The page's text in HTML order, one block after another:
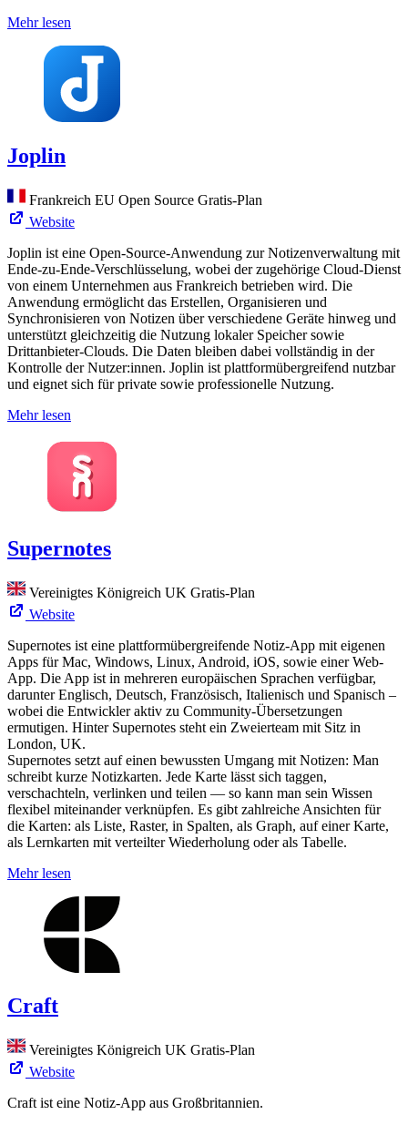
Mehr lesen
Joplin
Frankreich EU Open Source Gratis-Plan
Website
Joplin ist eine Open-Source-Anwendung zur Notizenverwaltung mit
Ende-zu-Ende-Verschlüsselung, wobei der zugehörige Cloud-Dienst
von einem Unternehmen aus Frankreich betrieben wird. Die
Anwendung ermöglicht das Erstellen, Organisieren und
Synchronisieren von Notizen über verschiedene Geräte hinweg und
unterstützt gleichzeitig die Nutzung lokaler Speicher sowie
Drittanbieter-Clouds. Die Daten bleiben dabei vollständig in der
Kontrolle der Nutzer:innen. Joplin ist plattformübergreifend nutzbar
und eignet sich für private sowie professionelle Nutzung.
Mehr lesen
Supernotes
Vereinigtes Königreich UK Gratis-Plan
Website
Supernotes ist eine plattformübergreifende Notiz-App mit eigenen
Apps für Mac, Windows, Linux, Android, iOS, sowie einer Web-
App. Die App ist in mehreren europäischen Sprachen verfügbar,
darunter Englisch, Deutsch, Französisch, Italienisch und Spanisch –
wobei die Entwickler aktiv zu Community-Übersetzungen
ermutigen. Hinter Supernotes steht ein Zweierteam mit Sitz in
London, UK.
Supernotes setzt auf einen bewussten Umgang mit Notizen: Man
schreibt kurze Notizkarten. Jede Karte lässt sich taggen,
verschachteln, verlinken und teilen — so kann man sein Wissen
flexibel miteinander verknüpfen. Es gibt zahlreiche Ansichten für
die Karten: als Liste, Raster, in Spalten, als Graph, auf einer Karte,
als Lernkarten mit verteilter Wiederholung oder als Tabelle.
Mehr lesen
Craft
Vereinigtes Königreich UK Gratis-Plan
Website
Craft ist eine Notiz-App aus Großbritannien.